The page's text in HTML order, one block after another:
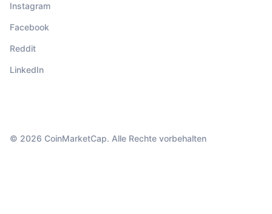
Instagram
Facebook
Reddit
LinkedIn
© 2026 CoinMarketCap. Alle Rechte vorbehalten